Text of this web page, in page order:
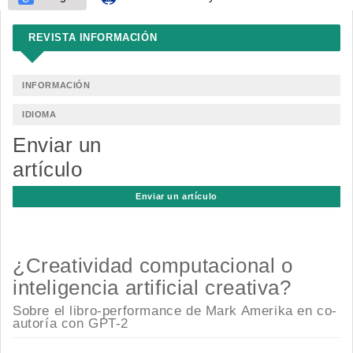
REVISTA INFORMACIÓN
INFORMACIÓN
IDIOMA
Enviar un
artículo
Enviar un artículo
¿Creatividad computacional o
inteligencia artificial creativa?
Sobre el libro-performance de Mark Amerika en co-
autoría con GPT-2